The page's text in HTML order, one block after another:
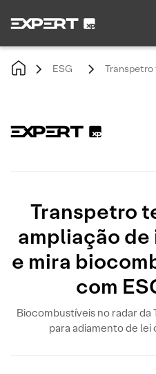
ESG Transpetro
Transpetro
ampliação
e mira
com
Biocombustíveis no radar da
para adiamento de